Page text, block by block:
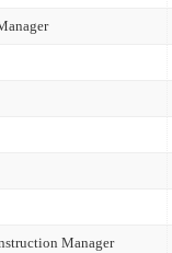
Manager